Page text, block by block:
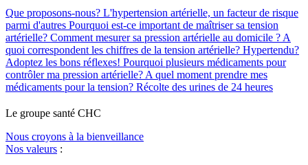
Que proposons-nous? L'hypertension artérielle, un facteur de risque
parmi d'autres Pourquoi est-ce important de maîtriser sa tension
artérielle? Comment mesurer sa pression artérielle au domicile ? A
quoi correspondent les chiffres de la tension artérielle? Hypertendu?
Adoptez les bons réflexes! Pourquoi plusieurs médicaments pour
contrôler ma pression artérielle? A quel moment prendre mes
médicaments pour la tension? Récolte des urines de 24 heures
Le groupe santé CHC
Nous croyons à la bienveillance
Nos valeurs :